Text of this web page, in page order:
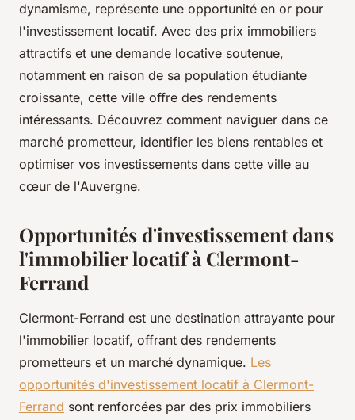
dynamisme, représente une opportunité en or pour
l'investissement locatif. Avec des prix immobiliers
attractifs et une demande locative soutenue,
notamment en raison de sa population étudiante
croissante, cette ville offre des rendements
intéressants. Découvrez comment naviguer dans ce
marché prometteur, identifier les biens rentables et
optimiser vos investissements dans cette ville au
cœur de l'Auvergne.
Opportunités d'investissement dans
l'immobilier locatif à Clermont-
Ferrand
Clermont-Ferrand est une destination attrayante pour
l'immobilier locatif, offrant des rendements
prometteurs et un marché dynamique. Les
opportunités d'investissement locatif à Clermont-
Ferrand sont renforcées par des prix immobiliers